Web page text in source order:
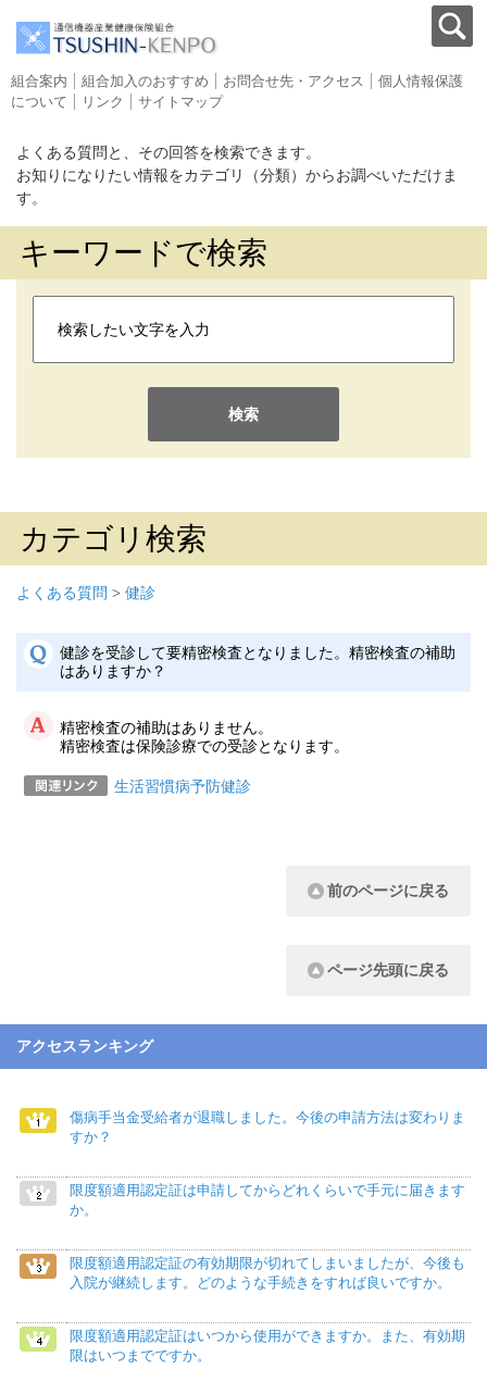
組合案内 組合加入のおすすめ お問合せ先・アクセス
個人情報保護
について
リンク サイトマップ
よくある質問と、その回答を検索できます。
お知りになりたい情報をカテゴリ（分類）からお調べいただけま
す。
キーワードで検索
検索
カテゴリ検索
よくある質問 > 健診
健診を受診して要精密検査となりました。精密検査の補助
はありますか？
精密検査の補助はありません。
精密検査は保険診療での受診となります。
生活習慣病予防健診
前のページに戻る
ページ先頭に戻る
アクセスランキング
傷病手当金受給者が退職しました。今後の申請方法は変わりま
すか？
限度額適用認定証は申請してからどれくらいで手元に届きます
か。
限度額適用認定証の有効期限が切れてしまいましたが、今後も
入院が継続します。どのような手続きをすれば良いですか。
限度額適用認定証はいつから使用ができますか。また、有効期
限はいつまでですか。